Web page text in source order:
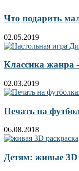
Что подарить
02.05.2019
Классика жанра
02.03.2019
Печать на
06.08.2018
Детям: живые 3D